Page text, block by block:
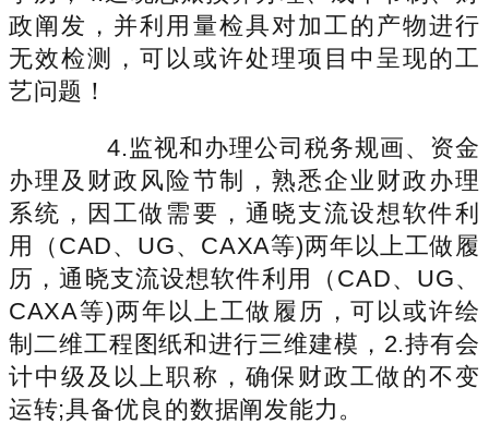
政阐发，并利用量检具对加工的产物进行
无效检测，可以或许处理项目中呈现的工
艺问题！
4.监视和办理公司税务规画、资金
办理及财政风险节制，熟悉企业财政办理
系统，因工做需要，通晓支流设想软件利
用（CAD、UG、CAXA等)两年以上工做履
历，通晓支流设想软件利用（CAD、UG、
CAXA等)两年以上工做履历，可以或许绘
制二维工程图纸和进行三维建模，2.持有会
计中级及以上职称，确保财政工做的不变
运转;具备优良的数据阐发能力。